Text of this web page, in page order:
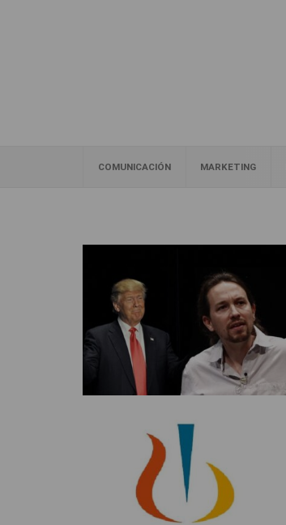
COMUNICACIÓN MARKETING